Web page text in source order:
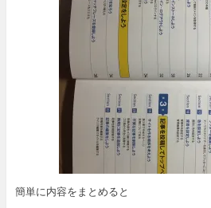
簡単に内容をまとめると